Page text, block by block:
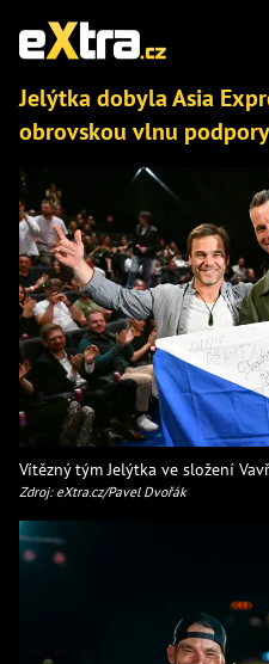
Jelýtka dobyla Asia
obrovskou vlnu podpory
Vítězný tým Jelýtka ve složení
Zdroj: eXtra.cz/Pavel Dvořák